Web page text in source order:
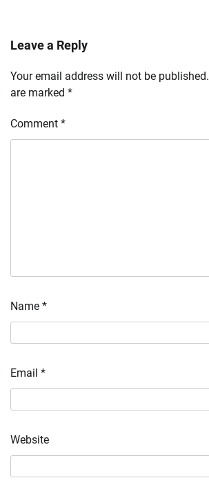
Leave a Reply
Your email address will not be published.
are marked *
Comment *
Name *
Email *
Website